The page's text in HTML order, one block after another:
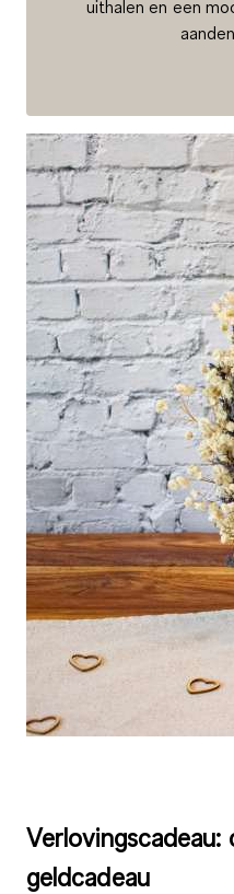
uithalen en een
geldcadeau